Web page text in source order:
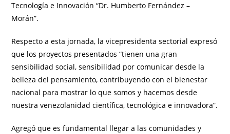
Tecnología e Innovación “Dr. Humberto Fernández –
Morán”.
Respecto a esta jornada, la vicepresidenta sectorial expresó
que los proyectos presentados “tienen una gran
sensibilidad social, sensibilidad por comunicar desde la
belleza del pensamiento, contribuyendo con el bienestar
nacional para mostrar lo que somos y hacemos desde
nuestra venezolanidad científica, tecnológica e innovadora”.
Agregó que es fundamental llegar a las comunidades y